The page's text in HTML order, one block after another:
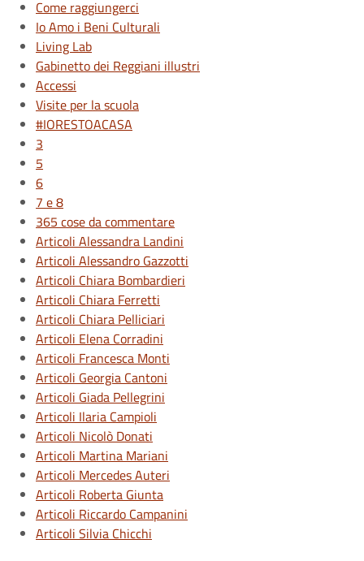
Come raggiungerci
Io Amo i Beni Culturali
Living Lab
Gabinetto dei Reggiani illustri
Accessi
Visite per la scuola
#IORESTOACASA
3
5
6
7 e 8
365 cose da commentare
Articoli Alessandra Landini
Articoli Alessandro Gazzotti
Articoli Chiara Bombardieri
Articoli Chiara Ferretti
Articoli Chiara Pelliciari
Articoli Elena Corradini
Articoli Francesca Monti
Articoli Georgia Cantoni
Articoli Giada Pellegrini
Articoli Ilaria Campioli
Articoli Nicolò Donati
Articoli Martina Mariani
Articoli Mercedes Auteri
Articoli Roberta Giunta
Articoli Riccardo Campanini
Articoli Silvia Chicchi